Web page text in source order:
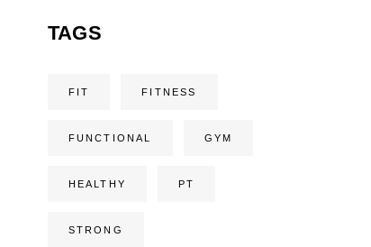
TAGS
FIT FITNESS
FUNCTIONAL GYM
HEALTHY PT
STRONG